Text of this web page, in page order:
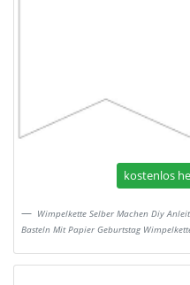
kostenlos
Wimpelkette Selber Machen Diy
Basteln Mit Papier Geburtstag